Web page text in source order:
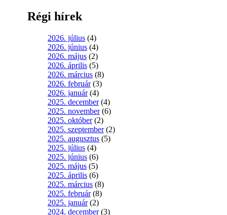
Régi hírek
2026. július (4)
2026. június (4)
2026. május (2)
2026. április (5)
2026. március (8)
2026. február(3)
2026. január(4)
2025. december(4)
2025. november(6)
2025. október(2)
2025. szeptember(2)
2025. augusztus (5)
2025. július (4)
2025. június (6)
2025. május (5)
2025. április (6)
2025. március (8)
2025. február(8)
2025. január(2)
2024. december(3)